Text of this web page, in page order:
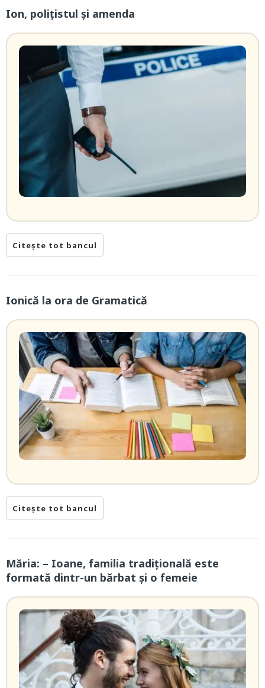
Ion, poliţistul şi amenda
Citește tot bancul
Ionică la ora de Gramatică
Citește tot bancul
Măria: – Ioane, familia tradițională este
formată dintr-un bărbat și o femeie